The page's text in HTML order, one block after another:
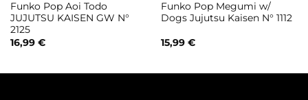
Funko Pop Aoi Todo
JUJUTSU KAISEN GW N°
2125
16,99 €
Funko Pop Megumi w/
Dogs Jujutsu Kaisen N° 1112
15,99 €